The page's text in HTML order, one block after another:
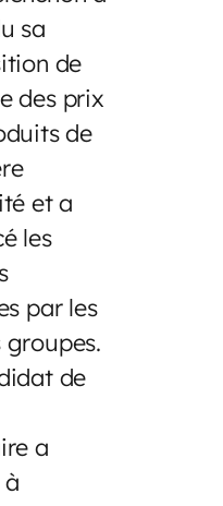
sa
de
des prix
de
et a
les
par les
de
a